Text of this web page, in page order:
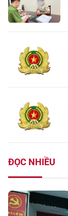
ĐỌC NHIỀU